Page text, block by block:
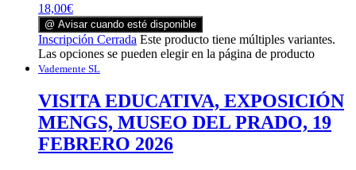
18,00€
@ Avisar cuando esté disponible
Inscripción Cerrada Este producto tiene múltiples variantes.
Las opciones se pueden elegir en la página de producto
Vademente SL
VISITA EDUCATIVA, EXPOSICIÓN
MENGS, MUSEO DEL PRADO, 19
FEBRERO 2026